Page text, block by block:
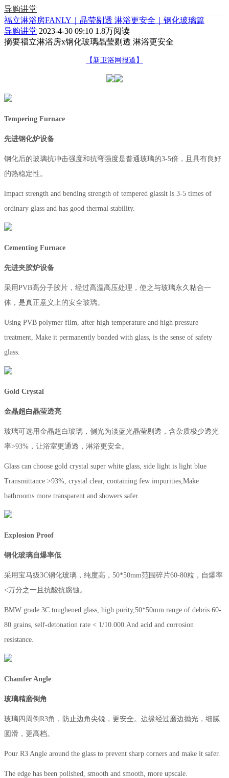
导购讲堂
福立淋浴房FANLY｜晶莹剔透 淋浴更安全｜钢化玻璃篇
导购讲堂 2023-4-30 09:10 1.8万阅读
摘要福立淋浴房x钢化玻璃晶莹剔透 淋浴更安全
【新卫浴网报道】
Tempering Furnace
先进钢化炉设备
钢化后的玻璃抗冲击强度和抗弯强度是普通玻璃的3-5倍，且具有良好
的热稳定性。
lmpact strength and bending strength of tempered glasslt is 3-5 times of
ordinary glass and has good thermal stability.
Cementing Furnace
先进夹胶炉设备
采用PVB高分子胶片，经过高温高压处理，使之与玻璃永久粘合一
体，是真正意义上的安全玻璃。
Using PVB polymer film, after high temperature and high pressure
treatment, Make it permanently bonded with glass, is the sense of safety
glass.
Gold Crystal
金晶超白晶莹透亮
玻璃可选用金晶超白玻璃，侧光为淡蓝光晶莹剔透，含杂质极少透光
率>93%，让浴室更通透，淋浴更安全。
Glass can choose gold crystal super white glass, side light is light blue
Transmittance >93%, crystal clear, containing few impurities,Make
bathrooms more transparent and showers safer.
Explosion Proof
钢化玻璃自爆率低
采用宝马级3C钢化玻璃，纯度高，50*50mm范围碎片60-80粒，自爆率
<万分之一且抗酸抗腐蚀。
BMW grade 3C toughened glass, high purity,50*50mm range of debris 60-
80 grains, self-detonation rate < 1/10.000.And acid and corrosion
resistance.
Chamfer Angle
玻璃精磨倒角
玻璃四周倒R3角，防止边角尖锐，更安全。边缘经过磨边抛光，细腻
圆滑，更高档。
Pour R3 Angle around the glass to prevent sharp corners and make it safer.
The edge has been polished, smooth and smooth, more upscale.